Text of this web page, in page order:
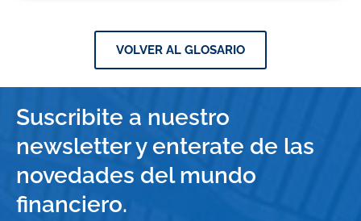
VOLVER AL GLOSARIO
Suscribite a nuestro
newsletter y enterate de las
novedades del mundo
financiero.